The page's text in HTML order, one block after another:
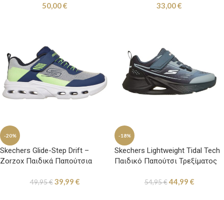
50,00€
33,00€
-20%
Skechers Glide-Step Drift –
Zorzox Παιδικά Παπούτσια
49,95€ 39,99 €
-18%
Skechers Lightweight Tidal Tech
Παιδικό Παπούτσι Τρεξίματος
54,95€44,99 €